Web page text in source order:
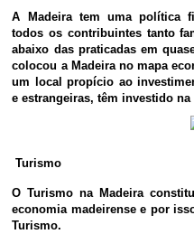
A Madeira tem uma política
todos os contribuintes tanto
abaixo das praticadas em
colocou a Madeira no mapa
um local propício ao
e estrangeiras, têm investido na
Turismo
O Turismo na Madeira
economia madeirense e por
Turismo.